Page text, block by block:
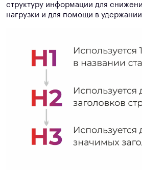
структуру информации для
нагрузки и для помощи в